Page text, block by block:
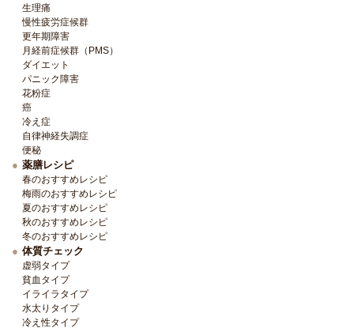
生理痛
慢性疲労症候群
更年期障害
月経前症候群（PMS）
ダイエット
パニック障害
花粉症
癌
冷え症
自律神経失調症
便秘
薬膳レシピ
春のおすすめレシピ
梅雨のおすすめレシピ
夏のおすすめレシピ
秋のおすすめレシピ
冬のおすすめレシピ
体質チェック
虚弱タイプ
貧血タイプ
イライラタイプ
水太りタイプ
冷え性タイプ